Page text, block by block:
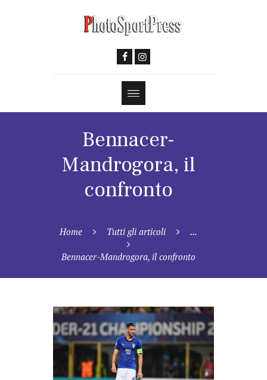
Bennacer-
Mandrogora, il
confronto
Home Tutti gli articoli ...
Bennacer-Mandrogora, il confronto